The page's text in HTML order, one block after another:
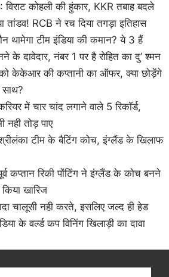
कोहली की हुंकार, KKR तबाह बदले
तांडव! RCB ने रच दिया तगड़ा इतिहास
थामेगा टीम इंडिया की कमान? ये 3 हैं
के दावेदार, नंबर 1 पर है रोहित का दु’ श्मन
को केकेआर की कप्तानी का ऑफर, क्या छोड़ेंगे
में चार चांद लगाने वाले 5 रिकॉर्ड,
नही तोड़ पाए
टीम के बैटिंग कोच, इंग्लैंड के खिलाफ
कप्तान रिकी पोंटिंग ने इंग्लैंड के कोच बनने
खारिज
चालूसी नही करते, इसलिए जल्द ही हेड
के वर्ल्ड कप विनिंग खिलाड़ी का दावा